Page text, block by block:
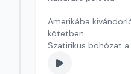
Amerikába
kötetben
Szatirikus bohózat a
Kultúrmorzsa